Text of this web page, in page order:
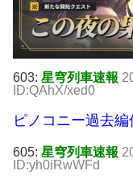
603: 星穹列車速報
ID:QAhX/xed0
ピノコニー過去
605: 星穹列車速報
ID:yh0iRwWFd